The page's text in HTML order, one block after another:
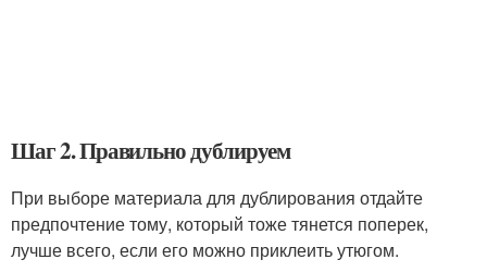
Шаг 2. Правильно дублируем
При выборе материала для дублирования отдайте
предпочтение тому, который тоже тянется поперек,
лучше всего, если его можно приклеить утюгом.